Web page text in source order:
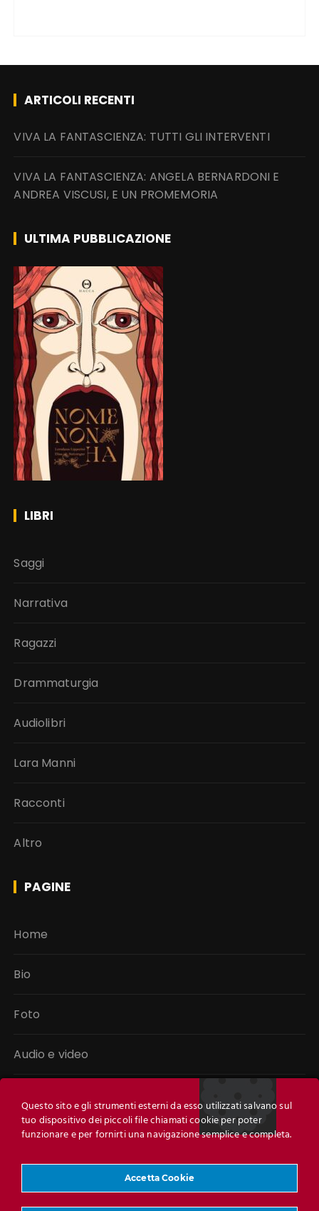
ARTICOLI RECENTI
VIVA LA FANTASCIENZA: TUTTI GLI INTERVENTI
VIVA LA FANTASCIENZA: ANGELA BERNARDONI E
ANDREA VISCUSI, E UN PROMEMORIA
ULTIMA PUBBLICAZIONE
LIBRI
Saggi
Narrativa
Ragazzi
Drammaturgia
Audiolibri
Lara Manni
Racconti
Altro
PAGINE
Home
Bio
Foto
Audio e video
Link
Questo sito e gli strumenti esterni da esso utilizzati salvano sul
tuo dispositivo dei piccoli file chiamati cookie per poter
funzionare e per fornirti una navigazione semplice e completa.
Accetta Cookie